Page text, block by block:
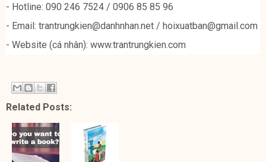
- Hotline: 090 246 7524 / 0906 85 85 96
- Email: trantrungkien@danhnhan.net / hoixuatban@gmail.com
- Website (cá nhân): www.trantrungkien.com
Related Posts: